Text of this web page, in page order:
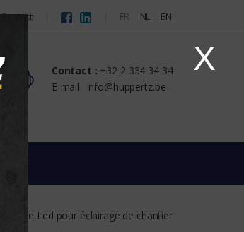
X
Contact FR NL EN
Contact : +32 2 334 34 34
E-mail : info@huppertz.be
Gaine Led pour éclairage de chantier